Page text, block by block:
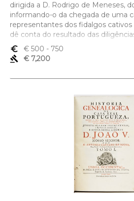
dirigida a D. Rodrigo de Meneses,
informando-o da chegada de uma
representantes dos fidalgos
dê conta do resultado das
euro_symbol
€ 500 - 750
gavel
€ 7,200